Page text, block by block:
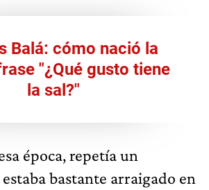
Balá: cómo nació la
"¿Qué gusto tiene
la sal?"
época, repetía un
bastante arraigado en